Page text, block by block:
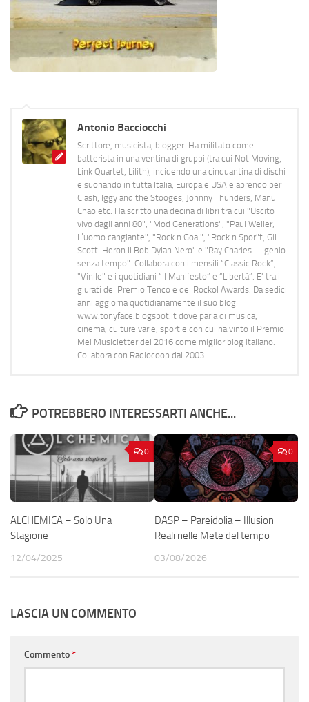
Antonio Bacciocchi
Scrittore, musicista, blogger. Ha militato come
batterista in una ventina di gruppi (tra cui Not Moving,
Link Quartet, Lilith), incidendo una cinquantina di dischi
e suonando in tutta Italia, Europa e USA e aprendo per
Clash, Iggy and the Stooges, Johnny Thunders, Manu
Chao etc. Ha scritto una decina di libri tra cui "Uscito
vivo dagli anni 80", "Mod Generations", "Paul Weller,
L’uomo cangiante", "Rock n Goal", "Rock n Spor"t, Gil
Scott-Heron Il Bob Dylan Nero" e "Ray Charles- Il genio
senza tempo". Collabora con i mensili “Classic Rock”,
"Vinile" e i quotidiani “Il Manifesto” e “Libertà”. E' tra i
giurati del Premio Tenco e del Rockol Awards. Da sedici
anni aggiorna quotidianamente il suo blog
www.tonyface.blogspot.it dove parla di musica,
cinema, culture varie, sport e con cui ha vinto il Premio
Mei Musicletter del 2016 come miglior blog italiano.
Collabora con Radiocoop dal 2003.
POTREBBERO INTERESSARTI ANCHE...
0
ALCHEMICA – Solo Una
Stagione
12/04/2025
0
DASP – Pareidolia – Illusioni
Reali nelle Mete del tempo
03/08/2026
LASCIA UN COMMENTO
Commento*